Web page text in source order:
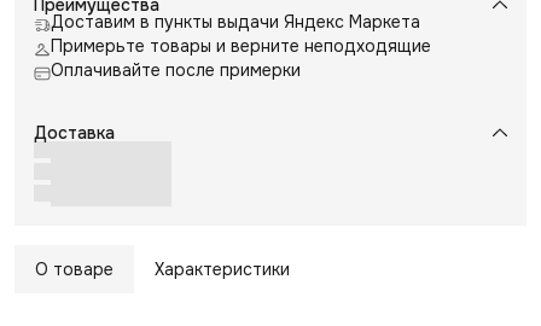
Преимущества
Доставим в пункты выдачи Яндекс Маркета
Примерьте товары и верните неподходящие
Оплачивайте после примерки
Доставка
О товаре Характеристики